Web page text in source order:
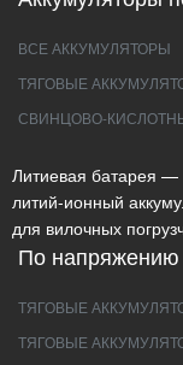
ВСЕ АККУМУЛЯТОРЫ
ТЯГОВЫЕ
СВИНЦОВО-
Литиевая батарея —
литий-ионный
для вилочных
По напряжению
ТЯГОВЫЕ
ТЯГОВЫЕ